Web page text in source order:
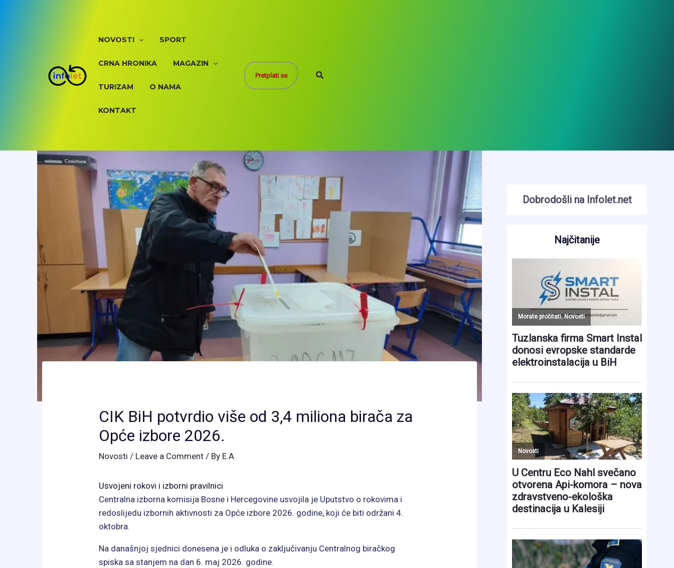
NOVOSTI SPORT
CRNA HRONIKA MAGAZIN
TURIZAM O NAMA
KONTAKT
Pretplati se Search
CIK BiH potvrdio više od 3,4 miliona birača za
Opće izbore 2026.
Novosti / Leave a Comment / By E.A
Usvojeni rokovi i izborni pravilnici
Centralna izborna komisija Bosne i Hercegovine usvojila je Uputstvo o rokovima i
redoslijedu izbornih aktivnosti za Opće izbore 2026. godine, koji će biti održani 4.
oktobra.
Na današnjoj sjednici donesena je i odluka o zaključivanju Centralnog biračkog
spiska sa stanjem na dan 6. maj 2026. godine.
Dobrodošli na Infolet.net
Najčitanije